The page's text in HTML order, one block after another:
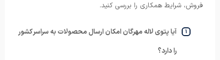
فروش، شرایط همکاری را بررسی کنید.
آیا پتوی لاله مهرگان امکان ارسال محصولات به سراسر کشور
را دارد؟